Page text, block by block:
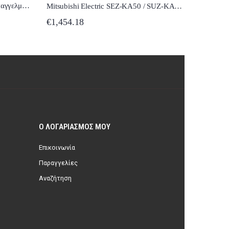
Fujitsu General ARYF18LALU Επαγγελματικό Κλιματιστικό Inverter Καναλάτο 18000 BTU Mitsubishi Electric SEZ-KA50 / SUZ-KA50VA Επαγγελματικό Κλιματιστικό Inverter Καναλάτο 18000 BTU
€1,454.18
Ο ΛΟΓΑΡΙΑΣΜΌΣ ΜΟΥ
Επικοινωνία
Παραγγελίες
Αναζήτηση